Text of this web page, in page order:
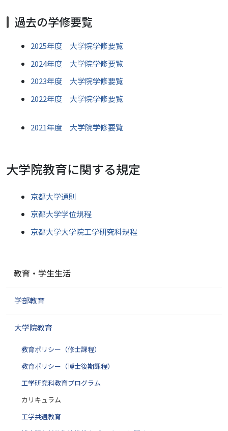
過去の学修要覧
2025年度 大学院学修要覧
2024年度 大学院学修要覧
2023年度 大学院学修要覧
2022年度 大学院学修要覧
2021年度 大学院学修要覧
大学院教育に関する規定
京都大学通則
京都大学学位規程
京都大学大学院工学研究科規程
ゲ
シ
教育・学生生活
学部教育
大学院教育
教育ポリシー（修士課程）
教育ポリシー（博士後期課程）
工学研究科教育プログラム
カリキュラム
工学共通教育